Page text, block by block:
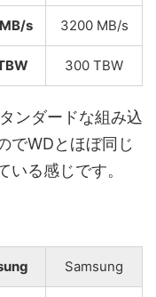
s 3200 MB/s
300 TBW
ンダードな組み込
でWDとほぼ同じ
る感じです。
Samsung